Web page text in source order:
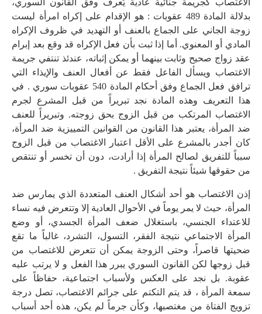
بدلالة المادة 489 عقوبات : هو الإقدام على إكراه امرأة ليست
زوجة الجاني على الجماع بالعنف أو التهديد في ظروف الإكراه
المادي أو المعنوي. أما إذا ثبت بأن فعل الإكراه قد وقع بعد إبرام
عقد زواج صحيح وثابت بينهما أو يمكن إثباته، عندئذ تنتفي جريمة
الاغتصاب ويسأل الفاعل فقط عن أفعال العنف والإيذاء التي
ترافق فعل الجماع وفق أحكام المادة 540 عقوبات سوري . في
هذا التعريف وهذه المادة نجد تبريراً من قبل المشرع لجرم
الاغتصاب المرتكب من قبل الزوج بحق زوجته. وتبريراً للعنف
ضد المرأة، يعتبر هذا القانون من القوانين التمييزية ضد المرأة،
كان أجدر بالمشرع على الأقل اعتبار الاغتصاب من قبل الزوج
سبباً للتفريق لصالح المرأة إذا أرادت، دون أن تخسر أو تنتقص
من حقوقها شيئاً نتيجة التفريق .
إذن الاغتصاب هو أحد أشكال العنف المتعددة الذي يمارس ضد
المرأة، حيث لا يمر يوماً في الأحوال العادية إلا وتتعرض فيه نساء
للاعتداء الجنسي، باستغلال ضعف المرأة الجسدي، أو وضع
المرأة الاجتماعي نتيجة الفقر، التسول، التشرد، غالباً ما تقع
ضحيتها قاصراً، وحتى الزوجة يمكن أن تتعرض للاغتصاب من
قبل زوجها لكن القانون السوري يبرر هذا الفعل و لا يرتب عليه
عقوبة. بل نجد على العكس ولأسباب اجتماعية، حفاظاً على
سمعة المرأة ، قد يتم التكتم على جرائم الاغتصاب، تصل درجة
تزويج الفتاة من مغتصبها، وكأن جرماً لم يكن، هذه أحد أسباب